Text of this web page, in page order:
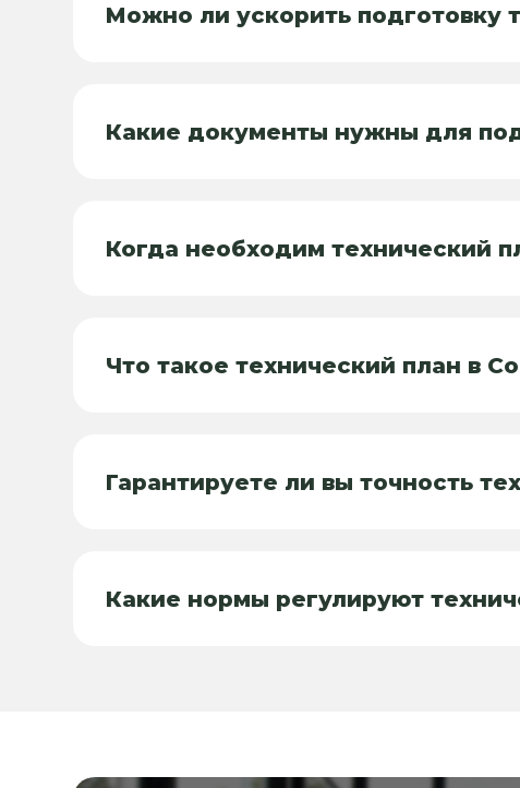
Можно ли ускорить подготовку
Какие документы нужны для
Когда необходим технический
Что такое технический план в
Гарантируете ли вы точность
Какие нормы регулируют